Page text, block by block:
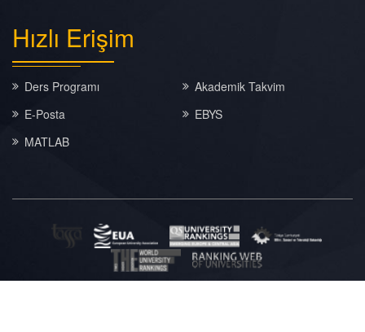
Hızlı Erişim
Ders Programı
Akademik Takvim
E-Posta
EBYS
MATLAB